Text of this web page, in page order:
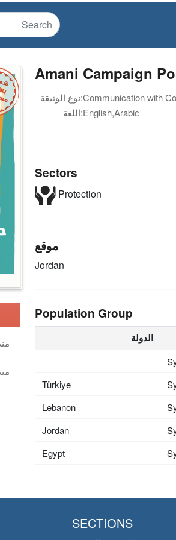
Amani Campaign
نوع الوثيقة:Communication with
اللغة:English,Arabic
Sectors
Protection
موقع
Jordan
Population Group
الدولة
Türkiye
Lebanon
Jordan
Egypt
SECTIONS